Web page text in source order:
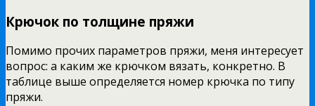
Крючок по толщине пряжи
Помимо прочих параметров пряжи, меня интересует
вопрос: а каким же крючком вязать, конкретно. В
таблице выше определяется номер крючка по типу
пряжи.